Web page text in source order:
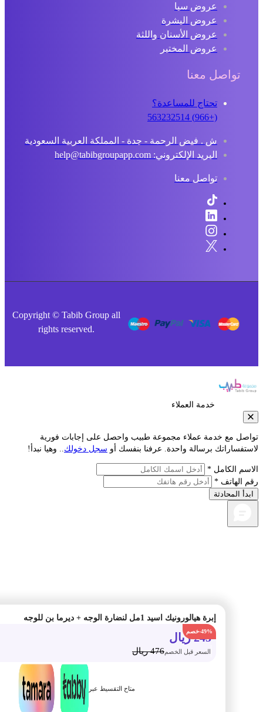
إبرة هيالورونيك اسيد 1مل لنضارة الوجه + ديرما بن للوجه
-49%
245 ريال
السعر قبل الخصم476 ريال
متاح التقسيط عبر
عروض سبا
عروض البشرة
عروض الأسنان واللثة
عروض المختبر
تواصل معنا
تحتاج للمساعدة؟
ش . فيض الرحمة - جدة - المملكة العربية السعودية
البريد الإلكتروني: help@tabibgroupapp.com
تواصل معنا
Copyright © Tabib Group all
rights reserved.
خدمة العملاء
مع خدمة عملاء مجموعة طبيب واحصل على إجابات فورية
برسالة واحدة. عرفنا بنفسك أوسجل دخولك.. وهيا نبدأ!
الكامل *
الهاتف *
المحادثة